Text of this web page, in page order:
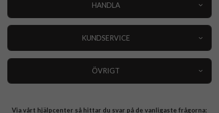
HANDLA
KUNDSERVICE
ÖVRIGT
Integritetspolicy
Via vårt hjälpcenter så hittar du svar på de vanligaste frågorna: